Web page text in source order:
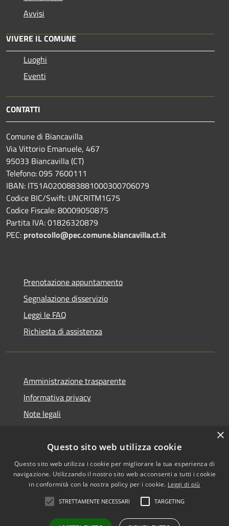
Avvisi
VIVERE IL COMUNE
Luoghi
Eventi
CONTATTI
Comune di Biancavilla
Via Vittorio Emanuele, 467
95033 Biancavilla (CT)
Telefono: 095 7600111
IBAN: IT51A0200883881000300706079
Codice BIC/Swift: UNCRITM1G75
Codice Fiscale: 80009050875
Partita IVA: 01826320879
PEC: protocollo@pec.comune.biancavilla.ct.it
Prenotazione appuntamento
Segnalazione disservizio
Leggi le FAQ
Richiesta di assistenza
Amministrazione trasparente
Informativa privacy
Note legali
Accessibilità
Copyright © 2026 • Comune di
Municipium•Accesso
redazione
×
Questo sito web utilizza cookie
Questo sito web utilizza i cookie per migliorare la tua esperienza di
navigazione. Utilizzando il nostro sito web acconsenti a tutti i cookie
in conformità con la nostra policy per i cookie. Leggi di più
STRETTAMENTE NECESSARI TARGETING